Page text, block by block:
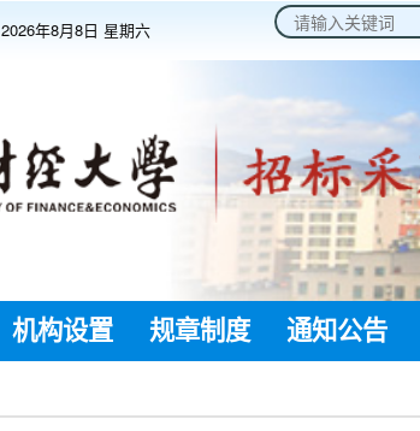
2026年8月8日 星期六
机构设置 规章制度 通知公告